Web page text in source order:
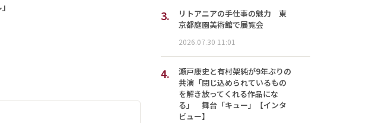
3.
リトアニアの手仕事の魅力 東
京都庭園美術館で展覧会
2026.07.30 11:01
4.
瀬戸康史と有村架純が9年ぶりの
共演「閉じ込められているもの
を解き放ってくれる作品にな
る」 舞台「キュー」【インタ
ビュー】